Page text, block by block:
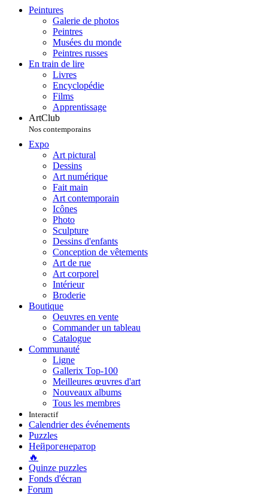
Peintures
Galerie de photos
Peintres
Musées du monde
Peintres russes
En train de lire
Livres
Encyclopédie
Films
Apprentissage
ArtClub
Nos contemporains
Expo
Art pictural
Dessins
Art numérique
Fait main
Art contemporain
Icônes
Photo
Sculpture
Dessins d'enfants
Conception de vêtements
Art de rue
Art corporel
Intérieur
Broderie
Boutique
Oeuvres en vente
Commander un tableau
Catalogue
Communauté
Ligne
Gallerix Top-100
Meilleures œuvres d'art
Nouveaux albums
Tous les membres
Interactif
Calendrier des événements
Puzzles
Нейрогенератор
🔥
Quinze puzzles
Fonds d'écran
Forum